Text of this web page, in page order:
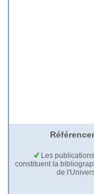
Les
constituent la
de